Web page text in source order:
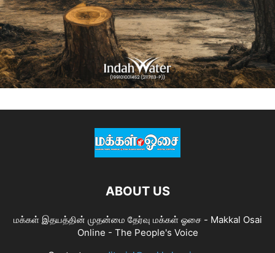
ABOUT US
மக்கள் இதயத்தின் முதன்மை தேர்வு மக்கள் ஓசை - Makkal Osai
Online - The People's Voice